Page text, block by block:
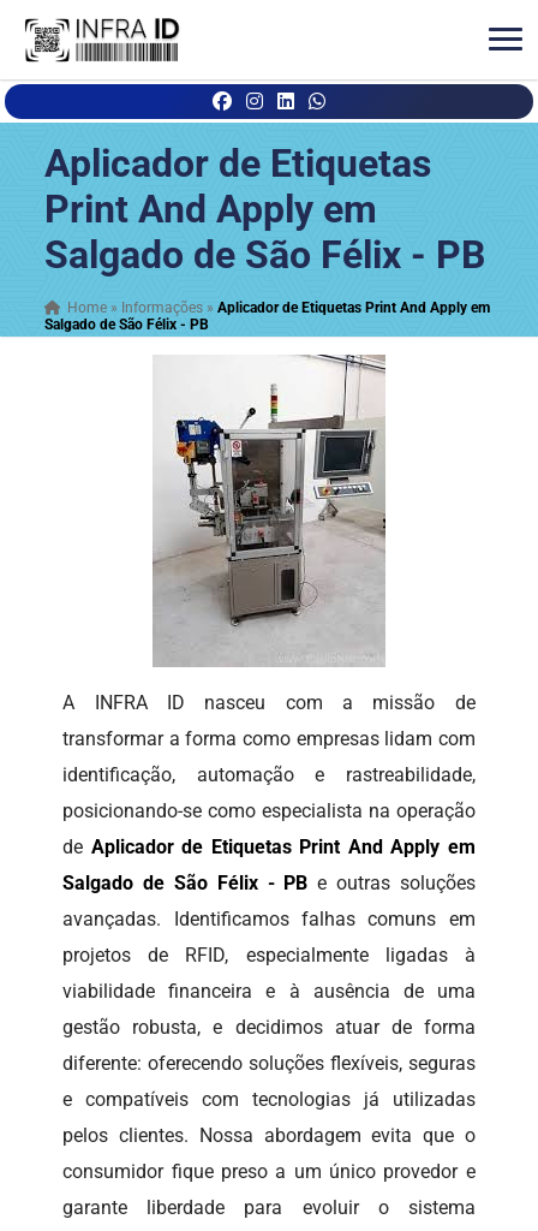
Aplicador de Etiquetas
Print And Apply em
Salgado de São Félix - PB
Home » Informações »Aplicador de Etiquetas Print And Apply em
Salgado de São Félix - PB
A INFRA ID nasceu com a missão de
transformar a forma como empresas lidam com
identificação, automação e rastreabilidade,
posicionando-se como especialista na operação
de Aplicador de Etiquetas Print And Apply em
Salgado de São Félix - PB e outras soluções
avançadas. Identificamos falhas comuns em
projetos de RFID, especialmente ligadas à
viabilidade financeira e à ausência de uma
gestão robusta, e decidimos atuar de forma
diferente: oferecendo soluções flexíveis, seguras
e compatíveis com tecnologias já utilizadas
pelos clientes. Nossa abordagem evita que o
consumidor fique preso a um único provedor e
garante liberdade para evoluir o sistema